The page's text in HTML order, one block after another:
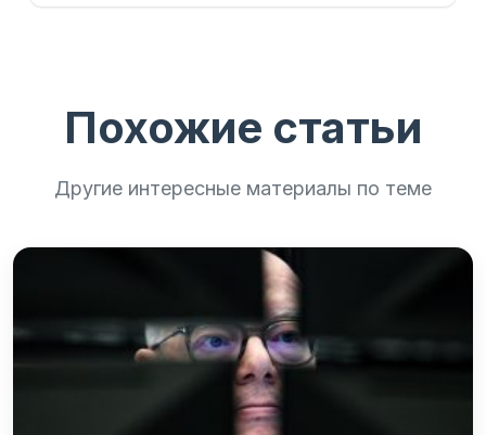
Похожие статьи
Другие интересные материалы по теме